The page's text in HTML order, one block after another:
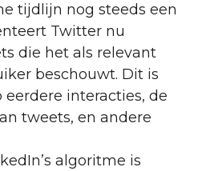
tijdlijn nog steeds een
Twitter nu
die het als relevant
beschouwt. Dit is
eerdere interacties, de
tweets, en andere
algoritme is